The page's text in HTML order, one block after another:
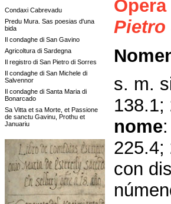
Condaxi Cabrevadu
Predu Mura. Sas poesias d'una
bida
Il condaghe di San Gavino
Agricoltura di Sardegna
Il registro di San Pietro di Sorres
Il condaghe di San Michele di
Salvennor
Il condaghe di Santa Maria di
Bonarcado
Sa Vitta et sa Morte, et Passione
de sanctu Gavinu, Prothu et
Januariu
Pietro
s. m.
138.1;
nome
225.4;
con